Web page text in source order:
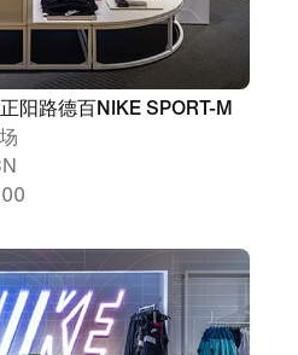
阳路德百NIKE SPORT-M